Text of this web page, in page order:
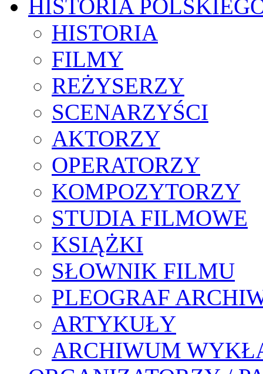
HISTORIA
HISTORIA
FILMY
REŻYSERZY
SCENARZYŚCI
AKTORZY
OPERATORZY
KOMPOZYTORZY
STUDIA FILMOWE
KSIĄŻKI
SŁOWNIK FILMU
PLEOGRAF
ARTYKUŁY
ARCHIWUM